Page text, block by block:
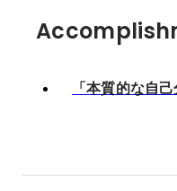
「本質的な自